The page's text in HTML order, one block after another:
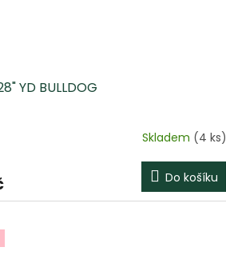
YD BULLDOG
Skladem (4 ks)
Do košíku